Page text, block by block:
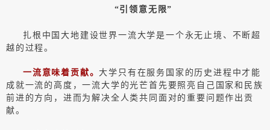
“引领意无限”
扎根中国大地建设世界一流大学是一个永无止境、不断超
越的过程。
一流意味着贡献。大学只有在服务国家的历史进程中才能
成就一流的高度，一流大学的光芒首先要照亮自己国家和民族
前进的方向，进而为解决全人类共同面对的重要问题作出贡
献。